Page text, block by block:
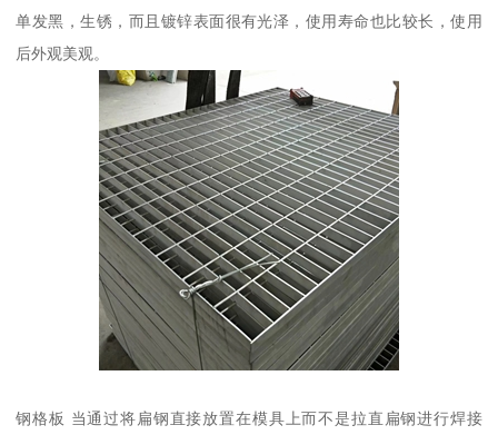
单发黑，生锈，而且镀锌表面很有光泽，使用寿命也比较长，使用
后外观美观。
钢格板 当通过将扁钢直接放置在模具上而不是拉直扁钢进行焊接